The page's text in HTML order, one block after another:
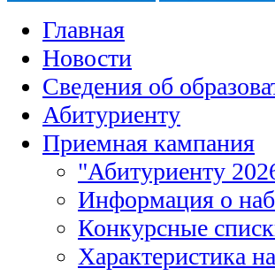
Главная
Новости
Сведения об
Абитуриенту
Приемная кампания
"Абитуриенту
Информация о
Конкурсные
Характеристика